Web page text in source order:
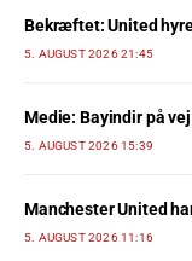
Bekræftet: United
5. AUGUST 2026 21:45
Medie: Bayindir på
5. AUGUST 2026 15:39
Manchester United
5. AUGUST 2026 11:16